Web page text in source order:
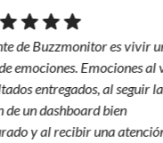
de Buzzmonitor es vivir
emociones. Emociones al
entregados, al seguir la
un dashboard bien
y al recibir una atención